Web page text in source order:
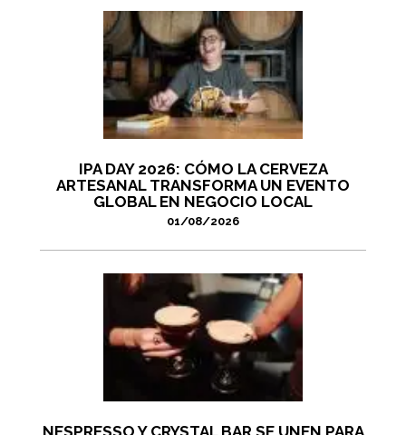
IPA DAY 2026: CÓMO LA CERVEZA
ARTESANAL TRANSFORMA UN EVENTO
GLOBAL EN NEGOCIO LOCAL
01/08/2026
NESPRESSO Y CRYSTAL BAR SE UNEN PARA